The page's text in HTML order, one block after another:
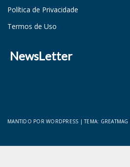
Política de Privacidade
Termos de Uso
NewsLetter
MANTIDO POR WORDPRESS |TEMA: GREATMAG